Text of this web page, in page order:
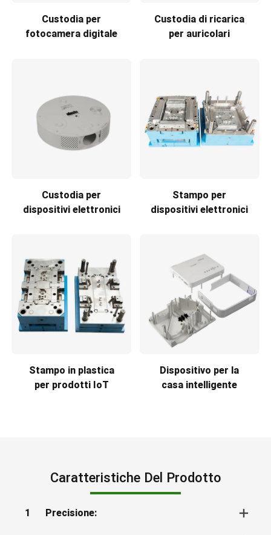
Custodia per
fotocamera digitale
Custodia di ricarica
per auricolari
Custodia per
dispositivi elettronici
Stampo per
dispositivi elettronici
Stampo in plastica
per prodotti IoT
Dispositivo per la
casa intelligente
Caratteristiche Del Prodotto
1 Precisione: